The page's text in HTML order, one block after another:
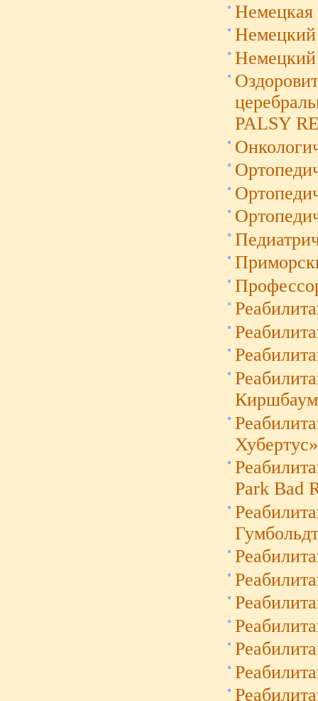
Немецкая
Немецкий
Немецкий
PALSY
Хубертус»
Park Bad